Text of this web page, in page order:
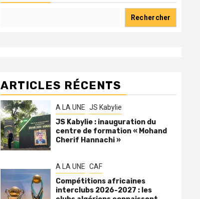
Rechercher
ARTICLES RÉCENTS
A LA UNE JS Kabylie
JS Kabylie : inauguration du
centre de formation « Mohand
Cherif Hannachi »
A LA UNE CAF
Compétitions africaines
interclubs 2026-2027 : les